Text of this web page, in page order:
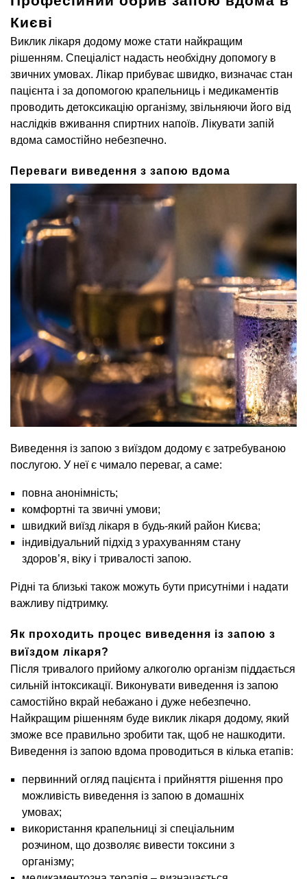
Києві
Виклик лікаря додому може стати найкращим
рішенням. Спеціаліст надасть необхідну допомогу в
звичних умовах. Лікар прибуває швидко, визначає стан
пацієнта і за допомогою крапельниць і медикаментів
проводить детоксикацію організму, звільняючи його від
наслідків вживання спиртних напоїв. Лікувати запій
вдома самостійно небезпечно.
Переваги виведення з запою вдома
Виведення із запою з виїздом додому є затребуваною
послугою. У неї є чимало переваг, а саме:
повна анонімність;
комфортні та звичні умови;
швидкий виїзд лікаря в будь-який район Києва;
індивідуальний підхід з урахуванням стану
здоров’я, віку і тривалості запою.
Рідні та близькі також можуть бути присутніми і надати
важливу підтримку.
Як проходить процес виведення із запою з
виїздом лікаря?
Після тривалого прийому алкоголю організм піддається
сильній інтоксикації. Виконувати виведення із запою
самостійно вкрай небажано і дуже небезпечно.
Найкращим рішенням буде виклик лікаря додому, який
зможе все правильно зробити так, щоб не нашкодити.
Виведення із запою вдома проводиться в кілька етапів:
первинний огляд пацієнта і прийняття рішення про
можливість виведення із запою в домашніх
умовах;
використання крапельниці зі спеціальним
розчином, що дозволяє вивести токсини з
організму;